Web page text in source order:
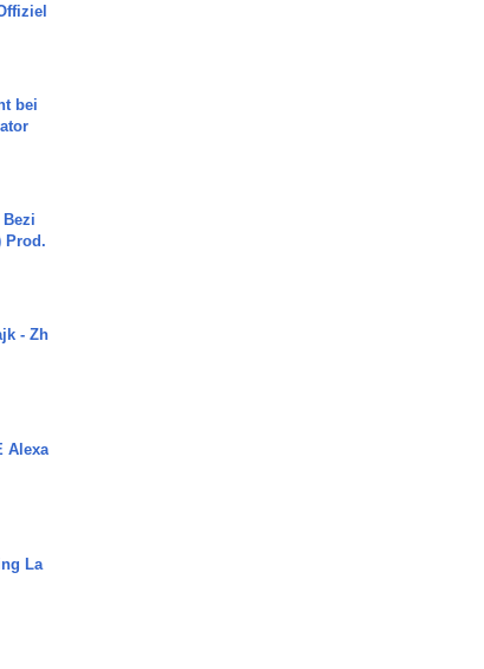
bei
Prod.
- Zh
Alexa
La